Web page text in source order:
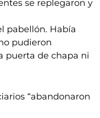
se replegaron y
pabellón. Había
pudieron
puerta de chapa ni
“abandonaron